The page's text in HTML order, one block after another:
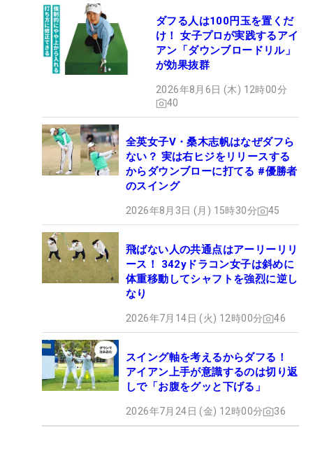
ダフる人は100円玉を置くだ
け！ 女子プロが実践するアイ
アン「ダウンブロードリル」
が効果抜群
2026年8月6日 (木) 12時00分
40
全英女子V・桑木志帆はなぜダフら
ない？ 実は右ヒジをリリースする
からダウンブローに打てる #優勝者
のスイング
2026年8月3日 (月) 15時30分 45
飛ばない人の共通点はアーリーリリ
ース！ 342yドラコン女子は斜めに
体重移動してシャフトを強烈に逆し
なり
2026年7月14日 (火) 12時00分 46
スイング軸を考えるからダフる！
アイアン上手が意識するのは切り返
しで「お腹をグッと下げる」
2026年7月24日 (金) 12時00分 36